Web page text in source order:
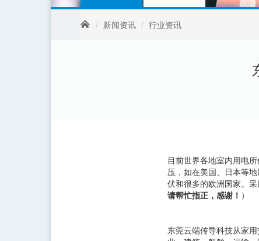
新闻资讯 行业资讯
目前世界各地室内用电
压，如在美国、日本等
伏和很多的欧洲国家。
请帮忙指正，感谢！ ）
东莞云端传导科技从家